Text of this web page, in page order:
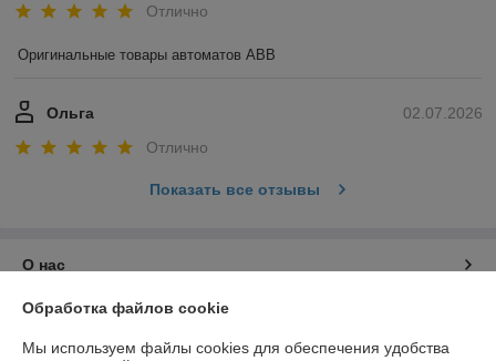
Отлично
Оригинальные товары автоматов ABB
02.07.2026
Ольга
Отлично
Показать все отзывы
О нас
Контакты
Обработка файлов cookie
Мы используем файлы cookies для обеспечения удобства